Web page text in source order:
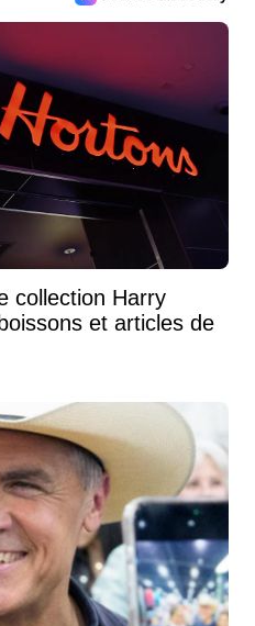
collection Harry
et articles de